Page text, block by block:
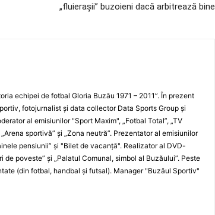
„fluieraşii” buzoieni dacă arbitrează bine
echipei de fotbal Gloria Buzău 1971 – 2011”. În prezent
fotojurnalist şi data collector Data Sports Group şi
al emisiunilor "Sport Maxim", „Fotbal Total”, „TV
„Arena sportivă” şi „Zona neutră”. Prezentator al emisiunilor
pensiunii” şi "Bilet de vacanţă". Realizator al DVD-
de poveste” şi „Palatul Comunal, simbol al Buzăului”. Peste
(din fotbal, handbal şi futsal). Manager "Buzăul Sportiv"